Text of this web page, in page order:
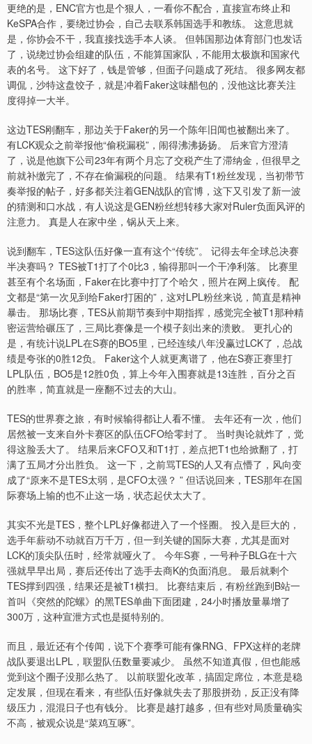
更绝的是，ENC官方也是个狠人，一看你不配合，直接宣布终止和
KeSPA合作，要绕过协会，自己去联系韩国选手和教练。 这意思就
是，你协会不干，我直接找选手本人谈。 但韩国那边体育部门也发话
了，说绕过协会组建的队伍，不能算国家队，不能用太极旗和国家代
表的名号。 这下好了，钱是管够，但面子问题成了死结。 很多网友都
调侃，沙特这盘饺子，就是冲着Faker这味醋包的，没他这比赛关注
度得掉一大半。
这边TES刚翻车，那边关于Faker的另一个陈年旧闻也被翻出来了。
有LCK观众之前举报他“偷税漏税”，闹得沸沸扬扬。 后来官方澄清
了，说是他旗下公司23年有两个月忘了交税产生了滞纳金，但很早之
前就补缴完了，不存在偷漏税的问题。 结果有T1粉丝发现，当初带节
奏举报的帖子，好多都关注着GEN战队的官博，这下又引发了新一波
的猜测和口水战，有人说这是GEN粉丝想转移大家对Ruler负面风评的
注意力。 真是人在家中坐，锅从天上来。
说到翻车，TES这队伍好像一直有这个“传统”。 记得去年全球总决赛
半决赛吗？ TES被T1打了个0比3，输得那叫一个干净利落。 比赛里
甚至有个名场面，Faker在比赛中打了个哈欠，照片在网上疯传。 配
文都是“第一次见到给Faker打困的”，这对LPL粉丝来说，简直是精神
暴击。 那场比赛，TES从前期节奏到中期指挥，感觉完全被T1那种精
密运营给碾压了，三局比赛像是一个模子刻出来的溃败。 更扎心的
是，有统计说LPL在S赛的BO5里，已经连续八年没赢过LCK了，总战
绩是夸张的0胜12负。 Faker这个人就更离谱了，他在S赛正赛里打
LPL队伍，BO5是12胜0负，算上今年入围赛就是13连胜，百分之百
的胜率，简直就是一座翻不过去的大山。
TES的世界赛之旅，有时候输得都让人看不懂。 去年还有一次，他们
居然被一支来自外卡赛区的队伍CFO给零封了。 当时舆论就炸了，觉
得这脸丢大了。 结果后来CFO又和T1打，差点把T1也给掀翻了，打
满了五局才分出胜负。 这一下，之前骂TES的人又有点懵了，风向变
成了“原来不是TES太弱，是CFO太强？ ” 但话说回来，TES那年在国
际赛场上输的也不止这一场，状态起伏太大了。
其实不光是TES，整个LPL好像都进入了一个怪圈。 投入是巨大的，
选手年薪动不动就百万千万，但一到关键的国际大赛，尤其是面对
LCK的顶尖队伍时，经常就哑火了。 今年S赛，一号种子BLG在十六
强就早早出局，赛后还传出了选手去商K的负面消息。 最后就剩个
TES撑到四强，结果还是被T1横扫。 比赛结束后，有粉丝跑到B站一
首叫《突然的陀螺》的黑TES单曲下面团建，24小时播放量暴增了
300万，这种宣泄方式也是挺特别的。
而且，最近还有个传闻，说下个赛季可能有像RNG、FPX这样的老牌
战队要退出LPL，联盟队伍数量要减少。 虽然不知道真假，但也能感
觉到这个圈子没那么热了。 以前联盟化改革，搞固定席位，本意是稳
定发展，但现在看来，有些队伍好像就失去了那股拼劲，反正没有降
级压力，混混日子也有钱分。 比赛是越打越多，但有些对局质量确实
不高，被观众说是“菜鸡互啄”。